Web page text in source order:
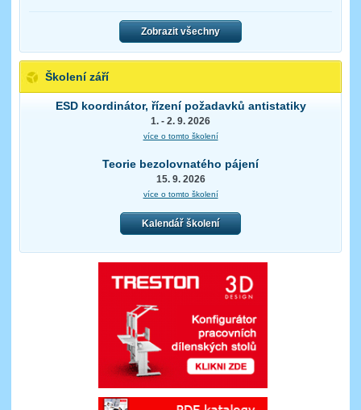
Zobrazit všechny
Školení září
ESD koordinátor, řízení požadavků antistatiky
1. - 2. 9. 2026
více o tomto školení
Teorie bezolovnatého pájení
15. 9. 2026
více o tomto školení
Kalendář školení